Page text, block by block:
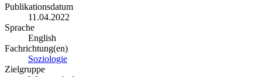
Publikationen
Publikationsdatum
11.04.2022
Sprache
English
Fachrichtung(en)
Soziologie(oeffnet in neuem Fenster)
Zielgruppe